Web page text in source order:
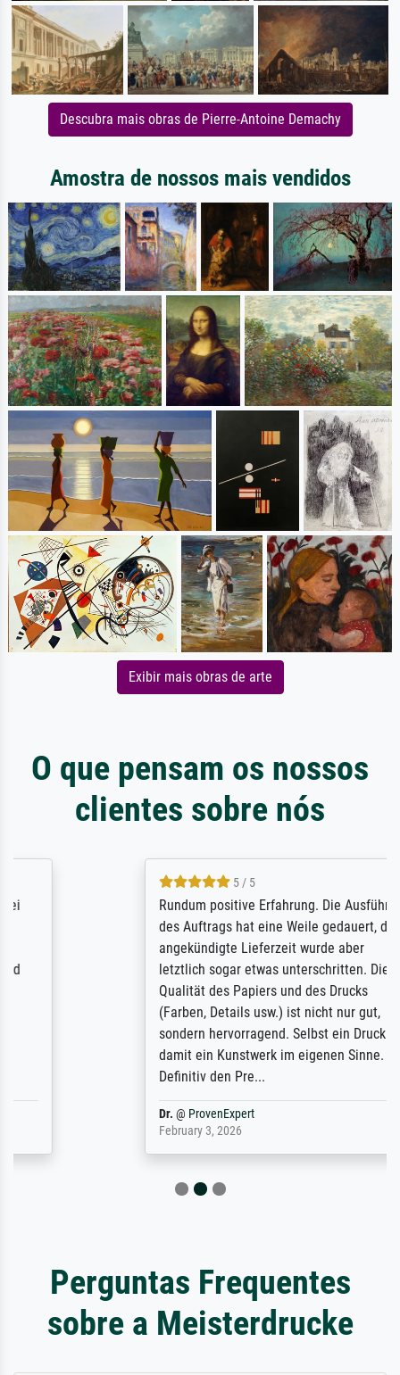
Descubra mais obras de Pierre-Antoine Demachy
Amostra de nossos mais vendidos
Exibir mais obras de arte
O que pensam os nossos
clientes sobre nós
5 / 5
Rundum positive Erfahrung. Die Ausführung
des Auftrags hat eine Weile gedauert, die
angekündigte Lieferzeit wurde aber
letztlich sogar etwas unterschritten. Die
Qualität des Papiers und des Drucks
(Farben, Details usw.) ist nicht nur gut,
sondern hervorragend. Selbst ein Druck ist
damit ein Kunstwerk im eigenen Sinne.
Definitiv den Pre...
ProvenExpert
Perguntas Frequentes
sobre a Meisterdrucke